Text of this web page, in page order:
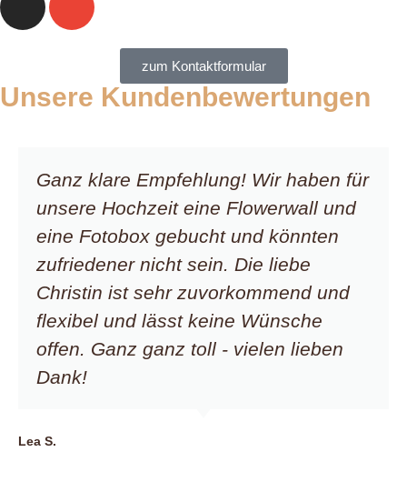
zum Kontaktformular
Unsere Kundenbewertungen
Ganz klare Empfehlung! Wir haben für
unsere Hochzeit eine Flowerwall und
eine Fotobox gebucht und könnten
zufriedener nicht sein. Die liebe
Christin ist sehr zuvorkommend und
flexibel und lässt keine Wünsche
offen. Ganz ganz toll - vielen lieben
Dank!
Lea S.